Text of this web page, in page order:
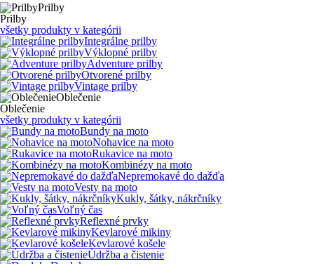
Prilby
Prilby
všetky produkty v kategórii
Integrálne prilby
Výklopné prilby
Adventure prilby
Otvorené prilby
Vintage prilby
Oblečenie
Oblečenie
všetky produkty v kategórii
Bundy na moto
Nohavice na moto
Rukavice na moto
Kombinézy na moto
Nepremokavé do dažďa
Vesty na moto
Kukly, šátky, nákrčníky
Voľný čas
Reflexné prvky
Kevlarové mikiny
Kevlarové košele
Údržba a čistenie